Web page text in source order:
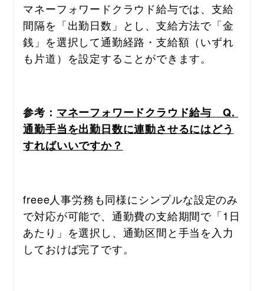
マネーフォワードクラウド給与では、支給
間隔を「出勤日数」とし、支給方法で「金
銭」を選択して通勤経路・支給額（いずれ
も片道）を設定することができます。
参考 ： マネーフォワードクラウド給与　Q.
通勤手当を出勤日数に連動させるにはどう
すればいいですか？
freee人事労務も同様にシンプルな設定のみ
で対応が可能で、通勤費の支給期間で「1日
あたり」を選択し、通勤区間と手当を入力
しておけば完了です。